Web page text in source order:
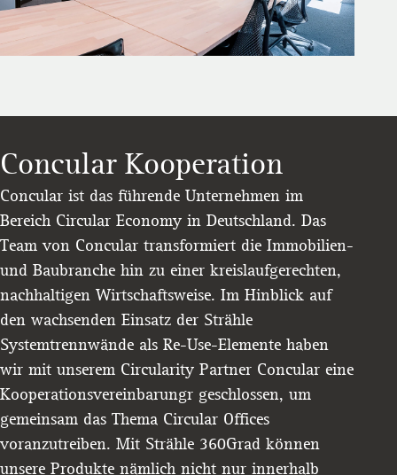
Concular Kooperation
Concular ist das führende Unternehmen im
Bereich Circular Economy in Deutschland. Das
Team von Concular transformiert die Immobilien-
und Baubranche hin zu einer kreislaufgerechten,
nachhaltigen Wirtschaftsweise. Im Hinblick auf
den wachsenden Einsatz der Strähle
Systemtrennwände als Re-Use-Elemente haben
wir mit unserem Circularity Partner Concular eine
Kooperationsvereinbarungr geschlossen, um
gemeinsam das Thema Circular Offices
voranzutreiben. Mit Strähle 360Grad können
unsere Produkte nämlich nicht nur innerhalb